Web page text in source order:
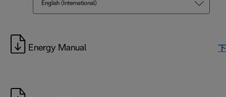
English (International)
Energy Manual